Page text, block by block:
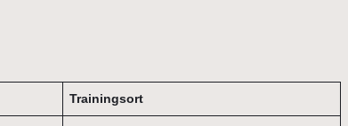
Trainingsort